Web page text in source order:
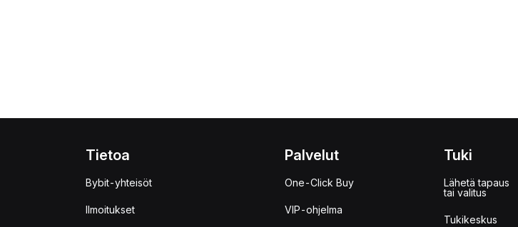
Tietoa
Bybit-yhteisöt
Ilmoitukset
Palvelut
One-Click Buy
VIP-ohjelma
Tuki
Lähetä tapaus
tai valitus
Tukikeskus